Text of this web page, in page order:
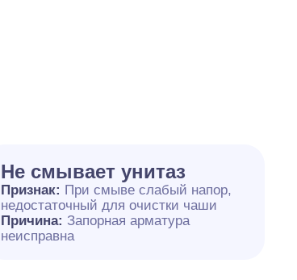
Не смывает унитаз
Признак: При смыве слабый напор,
недостаточный для очистки чаши
Причина: Запорная арматура
неисправна